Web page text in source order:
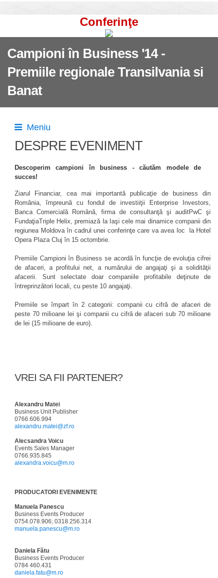
Conferinţe
Campioni în Business '14 -
Premiile regionale Transilvania si
Banat
Meniu
DESPRE EVENIMENT
Descoperim campioni în business - căutăm modele de
succes!
Ziarul Financiar, cea mai importantă publicaţie de business din
România, împreună cu fondul de investiiţii Enterprise Investors,
Banca Comercială Română, firma de consultanţă şi auditPwC şi
FundaţiaTriple Helix, premiază la Iaşi cele mai dinamice companii din
regiunea Moldova în cadrul unei conferinţe care va avea loc la Hotel
Opera Plaza Cluj în 15 octombrie.
Premiile Campioni în Business se acordă în funcţie de evoluţia cifrei
de afaceri, a profitului net, a numărului de angajaţi şi a solidităţii
afacerii. Sunt selectate doar companiile profitabile deţinute de
întreprinzători locali, cu peste 10 angajaţi.
Premiile se împart în 2 categorii: companii cu cifră de afaceri de
peste 70 milioane lei şi companii cu cifră de afaceri sub 70 milioane
de lei (15 milioane de euro).
VREI SA FII PARTENER?
Alexandru Matei
Business Unit Publisher
0766.606.994
alexandru.matei@zf.ro
Alecsandra Voicu
Events Sales Manager
0766.935.845
alexandra.voicu@m.ro
PRODUCATORI EVENIMENTE
Manuela Panescu
Business Events Producer
0754.078.906; 0318.256.314
manuela.panescu@m.ro
Daniela Fătu
Business Events Producer
0784 460.431
daniela.fatu@m.ro